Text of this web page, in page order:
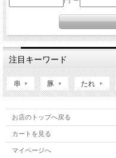
注目キーワード
串 豚 たれ
お店のトップへ戻る
カートを見る
マイページへ